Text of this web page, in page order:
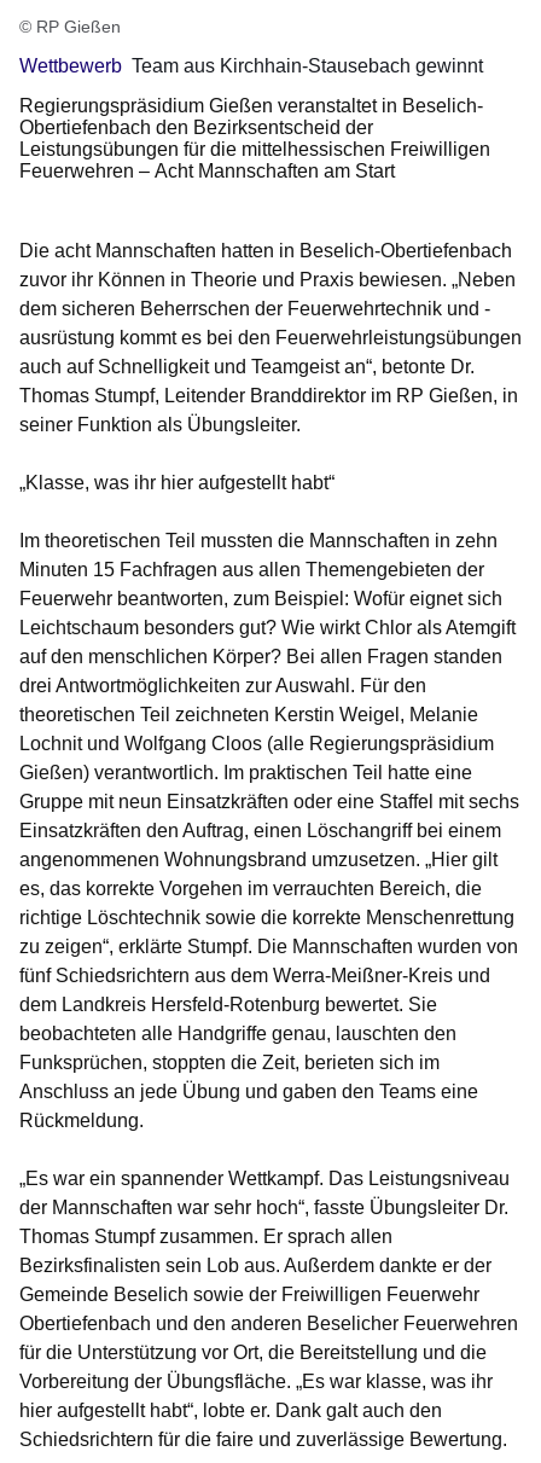
© RP Gießen
Wettbewerb Team aus Kirchhain-Stausebach gewinnt
Regierungspräsidium Gießen veranstaltet in Beselich-
Obertiefenbach den Bezirksentscheid der
Leistungsübungen für die mittelhessischen Freiwilligen
Feuerwehren – Acht Mannschaften am Start
Die acht Mannschaften hatten in Beselich-Obertiefenbach
zuvor ihr Können in Theorie und Praxis bewiesen. „Neben
dem sicheren Beherrschen der Feuerwehrtechnik und -
ausrüstung kommt es bei den Feuerwehrleistungsübungen
auch auf Schnelligkeit und Teamgeist an“, betonte Dr.
Thomas Stumpf, Leitender Branddirektor im RP Gießen, in
seiner Funktion als Übungsleiter.
„Klasse, was ihr hier aufgestellt habt“
Im theoretischen Teil mussten die Mannschaften in zehn
Minuten 15 Fachfragen aus allen Themengebieten der
Feuerwehr beantworten, zum Beispiel: Wofür eignet sich
Leichtschaum besonders gut? Wie wirkt Chlor als Atemgift
auf den menschlichen Körper? Bei allen Fragen standen
drei Antwortmöglichkeiten zur Auswahl. Für den
theoretischen Teil zeichneten Kerstin Weigel, Melanie
Lochnit und Wolfgang Cloos (alle Regierungspräsidium
Gießen) verantwortlich. Im praktischen Teil hatte eine
Gruppe mit neun Einsatzkräften oder eine Staffel mit sechs
Einsatzkräften den Auftrag, einen Löschangriff bei einem
angenommenen Wohnungsbrand umzusetzen. „Hier gilt
es, das korrekte Vorgehen im verrauchten Bereich, die
richtige Löschtechnik sowie die korrekte Menschenrettung
zu zeigen“, erklärte Stumpf. Die Mannschaften wurden von
fünf Schiedsrichtern aus dem Werra-Meißner-Kreis und
dem Landkreis Hersfeld-Rotenburg bewertet. Sie
beobachteten alle Handgriffe genau, lauschten den
Funksprüchen, stoppten die Zeit, berieten sich im
Anschluss an jede Übung und gaben den Teams eine
Rückmeldung.
„Es war ein spannender Wettkampf. Das Leistungsniveau
der Mannschaften war sehr hoch“, fasste Übungsleiter Dr.
Thomas Stumpf zusammen. Er sprach allen
Bezirksfinalisten sein Lob aus. Außerdem dankte er der
Gemeinde Beselich sowie der Freiwilligen Feuerwehr
Obertiefenbach und den anderen Beselicher Feuerwehren
für die Unterstützung vor Ort, die Bereitstellung und die
Vorbereitung der Übungsfläche. „Es war klasse, was ihr
hier aufgestellt habt“, lobte er. Dank galt auch den
Schiedsrichtern für die faire und zuverlässige Bewertung.